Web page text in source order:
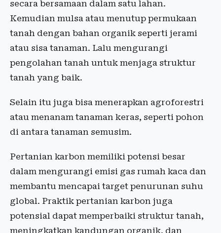
secara bersamaan dalam satu lahan.
Kemudian mulsa atau menutup permukaan
tanah dengan bahan organik seperti jerami
atau sisa tanaman. Lalu mengurangi
pengolahan tanah untuk menjaga struktur
tanah yang baik.
Selain itu juga bisa menerapkan agroforestri
atau menanam tanaman keras, seperti pohon
di antara tanaman semusim.
Pertanian karbon memiliki potensi besar
dalam mengurangi emisi gas rumah kaca dan
membantu mencapai target penurunan suhu
global. Praktik pertanian karbon juga
potensial dapat memperbaiki struktur tanah,
meningkatkan kandungan organik, dan